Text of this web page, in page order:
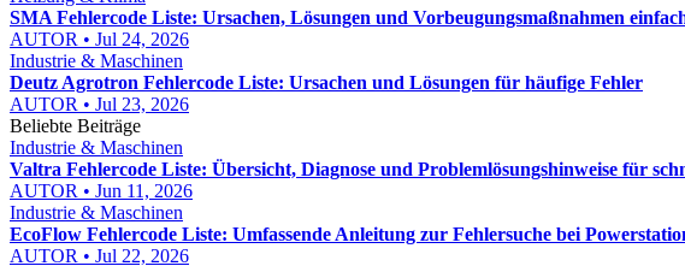
SMA Fehlercode Liste: Ursachen, Lösungen und Vorbeugungsmaßnahmen
AUTOR • Jul 24, 2026
Industrie & Maschinen
Deutz Agrotron Fehlercode Liste: Ursachen und Lösungen für häufige Fehler
AUTOR • Jul 23, 2026
Beliebte Beiträge
Industrie & Maschinen
Valtra Fehlercode Liste: Übersicht, Diagnose und Problemlösungshinweise für
AUTOR • Jun 11, 2026
Industrie & Maschinen
EcoFlow Fehlercode Liste: Umfassende Anleitung zur Fehlersuche bei
AUTOR • Jul 22, 2026